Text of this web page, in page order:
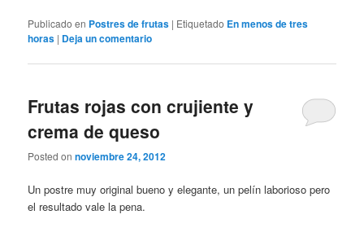
Publicado en Postres de frutas | Etiquetado En menos de tres
horas | Deja un comentario
Frutas rojas con crujiente y
crema de queso
Posted onnoviembre 24, 2012
Un postre muy original bueno y elegante, un pelín laborioso pero
el resultado vale la pena.